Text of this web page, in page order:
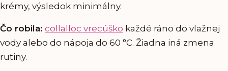
krémy, výsledok minimálny.
Čo robila: collalloc vrecúško každé ráno do vlažnej
vody alebo do nápoja do 60 °C. Žiadna iná zmena
rutiny.